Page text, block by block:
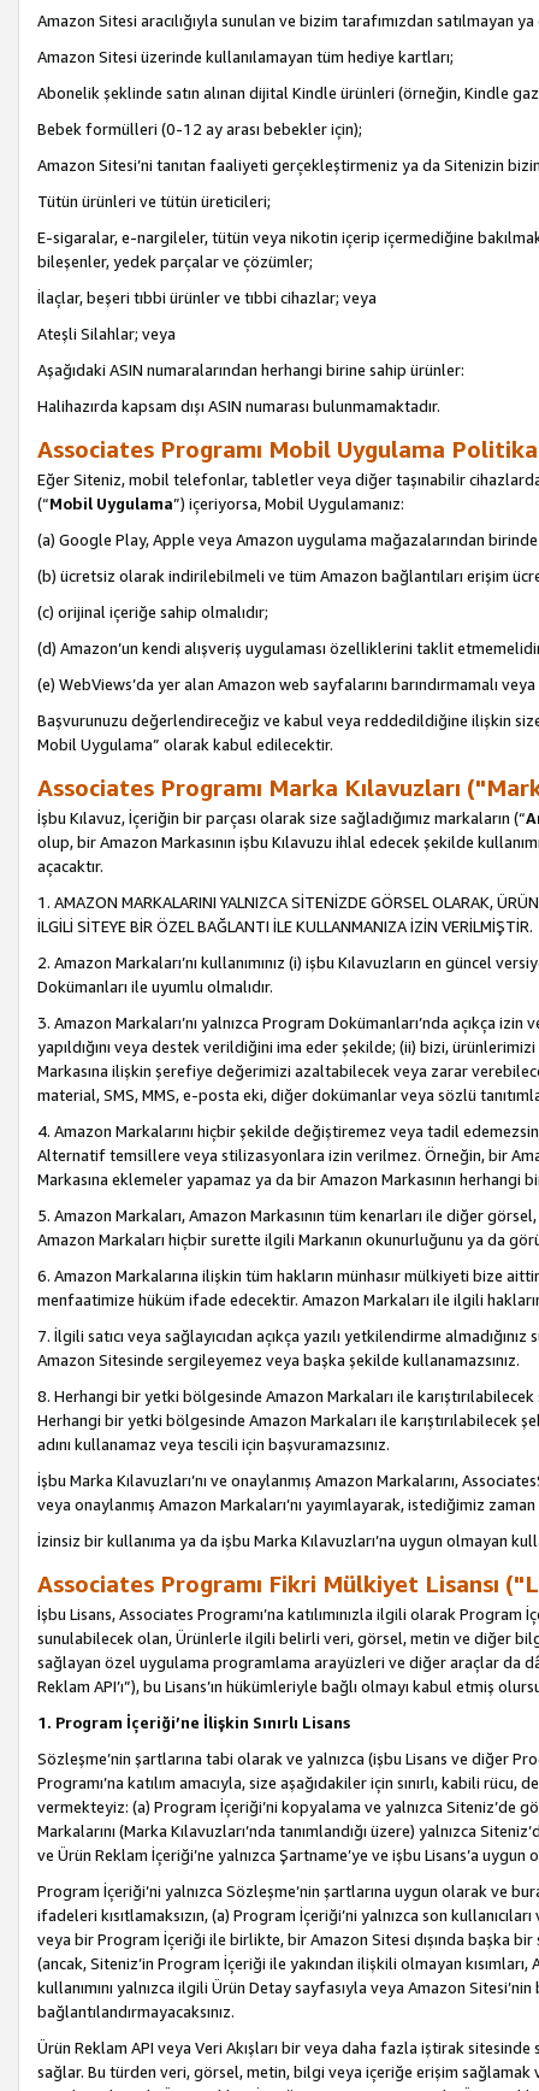
Amazon Sitesi aracılığıyla sunulan ve bizim tarafımızdan satılmayan
Amazon Sitesi üzerinde kullanılamayan tüm hediye kartları;
Abonelik şeklinde satın alınan dijital Kindle ürünleri (örneğin, Kindle
Bebek formülleri (0-12 ay arası bebekler için);
Amazon Sitesi’ni tanıtan faaliyeti gerçekleştirmeniz ya da Sitenizin
Tütün ürünleri ve tütün üreticileri;
E-sigaralar, e-nargileler, tütün veya nikotin içerip içermediğine
bileşenler, yedek parçalar ve çözümler;
İlaçlar, beşeri tıbbi ürünler ve tıbbi cihazlar; veya
Ateşli Silahlar; veya
Aşağıdaki ASIN numaralarından herhangi birine sahip ürünler:
Halihazırda kapsam dışı ASIN numarası bulunmamaktadır.
Associates Programı Mobil Uygulama
Eğer Siteniz, mobil telefonlar, tabletler veya diğer taşınabilir
(“Mobil Uygulama”) içeriyorsa, Mobil Uygulamanız:
(a) Google Play, Apple veya Amazon uygulama mağazalarından birinde
(b) ücretsiz olarak indirilebilmeli ve tüm Amazon bağlantıları erişim
(c) orijinal içeriğe sahip olmalıdır;
(d) Amazon’un kendi alışveriş uygulaması özelliklerini taklit
(e) WebViews’da yer alan Amazon web sayfalarını barındırmamalı
Başvurunuzu değerlendireceğiz ve kabul veya reddedildiğine ilişkin
Mobil Uygulama” olarak kabul edilecektir.
Associates Programı Marka Kılavuzları
İşbu Kılavuz, İçeriğin bir parçası olarak size sağladığımız markaların (“
olup, bir Amazon Markasının işbu Kılavuzu ihlal edecek şekilde
açacaktır.
1. AMAZON MARKALARINI YALNIZCA SİTENİZDE GÖRSEL OLARAK,
İLGİLİ SİTEYE BİR ÖZEL BAĞLANTI İLE KULLANMANIZA İZİN VERİLMİŞTİR.
2. Amazon Markaları’nı kullanımınız (i) işbu Kılavuzların en güncel
Dokümanları ile uyumlu olmalıdır.
3. Amazon Markaları’nı yalnızca Program Dokümanları’nda açıkça
yapıldığını veya destek verildiğini ima eder şekilde; (ii) bizi,
Markasına ilişkin şerefiye değerimizi azaltabilecek veya zarar
material, SMS, MMS, e-posta eki, diğer dokümanlar veya sözlü
4. Amazon Markalarını hiçbir şekilde değiştiremez veya tadil
Alternatif temsillere veya stilizasyonlara izin verilmez. Örneğin, bir
Markasına eklemeler yapamaz ya da bir Amazon Markasının herhangi
5. Amazon Markaları, Amazon Markasının tüm kenarları ile diğer
Amazon Markaları hiçbir surette ilgili Markanın okunurluğunu ya da
6. Amazon Markalarına ilişkin tüm hakların münhasır mülkiyeti bize
menfaatimize hüküm ifade edecektir. Amazon Markaları ile ilgili
7. İlgili satıcı veya sağlayıcıdan açıkça yazılı yetkilendirme
Amazon Sitesinde sergileyemez veya başka şekilde kullanamazsınız.
8. Herhangi bir yetki bölgesinde Amazon Markaları ile
Herhangi bir yetki bölgesinde Amazon Markaları ile karıştırılabilecek
adını kullanamaz veya tescili için başvuramazsınız.
İşbu Marka Kılavuzları’nı ve onaylanmış Amazon Markalarını,
veya onaylanmış Amazon Markaları’nı yayımlayarak, istediğimiz
İzinsiz bir kullanıma ya da işbu Marka Kılavuzları’na uygun olmayan
Associates Programı Fikri Mülkiyet Lisansı
İşbu Lisans, Associates Programı’na katılımınızla ilgili olarak Program
sunulabilecek olan, Ürünlerle ilgili belirli veri, görsel, metin ve diğer
sağlayan özel uygulama programlama arayüzleri ve diğer araçlar da
Reklam API’ı”), bu Lisans’ın hükümleriyle bağlı olmayı kabul etmiş
1. Program İçeriği’ne İlişkin Sınırlı Lisans
Sözleşme’nin şartlarına tabi olarak ve yalnızca (işbu Lisans ve diğer
Programı’na katılım amacıyla, size aşağıdakiler için sınırlı, kabili
vermekteyiz: (a) Program İçeriği’ni kopyalama ve yalnızca Siteniz’de
Markalarını (Marka Kılavuzları’nda tanımlandığı üzere) yalnızca
ve Ürün Reklam İçeriği’ne yalnızca Şartname’ye ve işbu Lisans’a
Program İçeriği’ni yalnızca Sözleşme’nin şartlarına uygun olarak ve
ifadeleri kısıtlamaksızın, (a) Program İçeriği’ni yalnızca son
veya bir Program İçeriği ile birlikte, bir Amazon Sitesi dışında başka
(ancak, Siteniz’in Program İçeriği ile yakından ilişkili olmayan
kullanımını yalnızca ilgili Ürün Detay sayfasıyla veya Amazon
bağlantılandırmayacaksınız.
Ürün Reklam API veya Veri Akışları bir veya daha fazla iştirak
sağlar. Bu türden veri, görsel, metin, bilgi veya içeriğe erişim sağlamak